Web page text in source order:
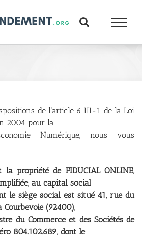
de l’article 6 III-1 de la Loi
2004 pour la
Numérique, nous vous
propriété de FIDUCIAL ONLINE,
au capital social
le siège social est situé 41, rue du
(92400),
du Commerce et des Sociétés de
804.102.689, dont le